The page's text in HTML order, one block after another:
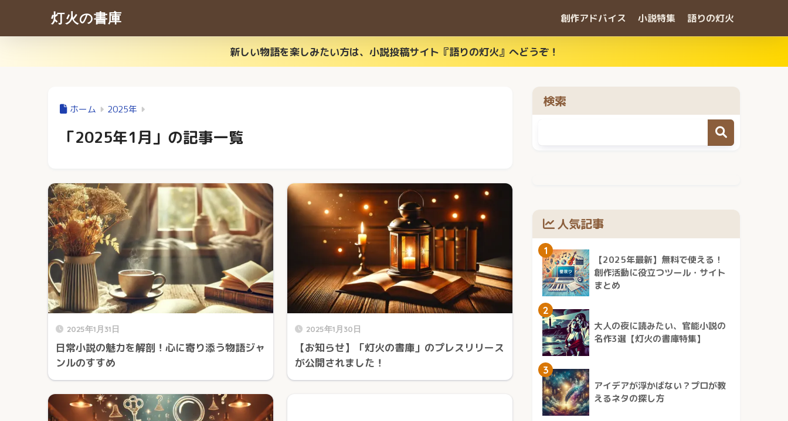
灯火の書庫 創作アドバイス 小説特集 語りの灯火
新しい物語を楽しみたい方は、小説投稿サイト『語りの灯火』へどうぞ！
ホーム 2025年
「2025年1月」の記事一覧
2025年1月31日
日常小説の魅力を解剖！心に寄り添う物語ジャ
ンルのすすめ
2025年1月30日
【お知らせ】「灯火の書庫」のプレスリリース
が公開されました！
検索
人気記事
1
【2025年最新】無料で使える！
創作活動に役立つツール・サイト
まとめ
2
大人の夜に読みたい、官能小説の
名作3選【灯火の書庫特集】
3
アイデアが浮かばない？プロが教
えるネタの探し方